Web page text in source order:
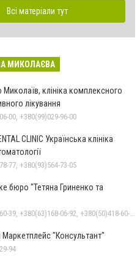
Всі матеріали тут
МИКОЛАЄВА
клініка комплексного
лікування
00, +380(99)029-96-00
CLINIC Українська клініка
77, +380(93)564-73-05
бюро "Тетяна Гриненко та
"Консультант"
94